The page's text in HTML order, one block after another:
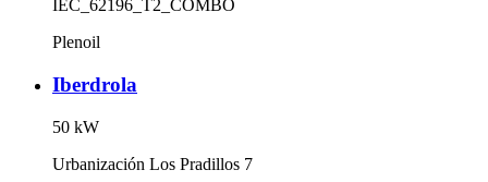
IEC_62196_T2_COMBO
Plenoil
Iberdrola
50 kW
Urbanización Los Pradillos 7